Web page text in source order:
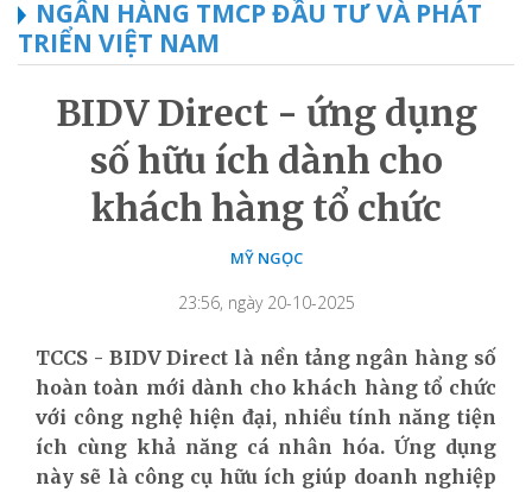
NGÂN HÀNG TMCP ĐẦU TƯ VÀ PHÁT
TRIỂN VIỆT NAM
BIDV Direct - ứng dụng
số hữu ích dành cho
khách hàng tổ chức
MỸ NGỌC
23:56, ngày 20-10-2025
TCCS - BIDV Direct là nền tảng ngân hàng số
hoàn toàn mới dành cho khách hàng tổ chức
với công nghệ hiện đại, nhiều tính năng tiện
ích cùng khả năng cá nhân hóa. Ứng dụng
này sẽ là công cụ hữu ích giúp doanh nghiệp